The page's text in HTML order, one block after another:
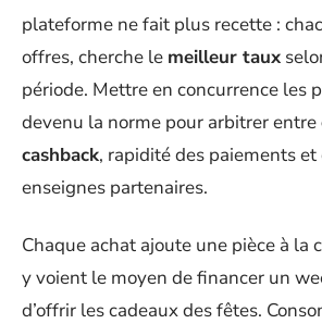
plateforme ne fait plus recette :
offres, cherche le meilleur taux
période. Mettre en concurrence les
devenu la norme pour arbitrer entre
cashback, rapidité des paiements
enseignes partenaires.
Chaque achat ajoute une pièce à la
y voient le moyen de financer un
d’offrir les cadeaux des fêtes.